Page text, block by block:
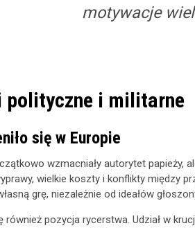
motywacje
polityczne i militarne
się w Europie
wzmacniały autorytet papieży,
wielkie koszty i konflikty między
grę, niezależnie od ideałów
również pozycja rycerstwa. Udział w